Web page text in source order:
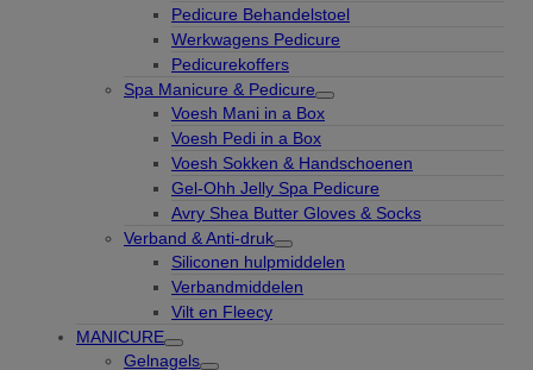
Pedicure Behandelstoel
Werkwagens Pedicure
Pedicurekoffers
Spa Manicure & Pedicure
Voesh Mani in a Box
Voesh Pedi in a Box
Voesh Sokken & Handschoenen
Gel-Ohh Jelly Spa Pedicure
Avry Shea Butter Gloves & Socks
Verband & Anti-druk
Siliconen hulpmiddelen
Verbandmiddelen
Vilt en Fleecy
MANICURE
Gelnagels